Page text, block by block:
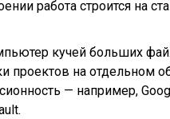
работа строится на
кучей больших
проектов на отдельном
— например,